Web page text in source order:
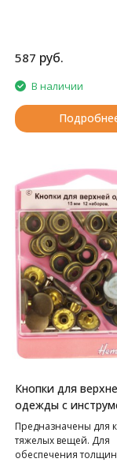
587 руб.
В наличии
Кнопки для
одежды с
для установки
Предназначены для
тяжелых вещей. Для
обеспечения